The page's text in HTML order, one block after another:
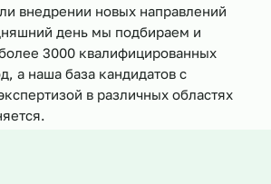
внедрении новых направлений
день мы подбираем и
3000 квалифицированных
а наша база кандидатов с
в различных областях